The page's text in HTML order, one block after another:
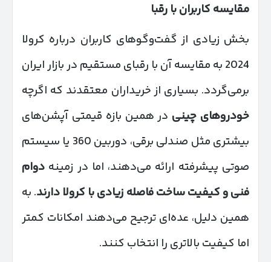
مقایسه کاربران با رقبا
بخش زیادی از گفت‌وگوهای کاربران درباره کرولا
2024 به مقایسه آن با رقبای مستقیم در بازار ایران
برمی‌گردد. بسیاری از خریداران معتقدند که اگرچه
خودروهای چینی در همین بازه قیمتی آپشن‌های
بیشتری مثل صندلی برقی، دوربین 360 یا سیستم
صوتی پیشرفته ارائه می‌دهند، اما در زمینه دوام
فنی و کیفیت ساخت فاصله زیادی با کرولا دارند. به
همین دلیل، عده‌ای ترجیح می‌دهند امکانات کمتر
اما کیفیت بالاتری را انتخاب کنند.